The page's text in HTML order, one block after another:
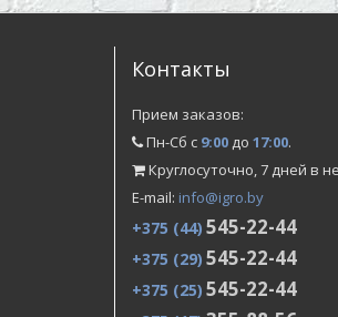
Контакты
Прием заказов:
Пн-Сб с 9:00 до 17:00.
Круглосуточно, 7 дней в
E-mail: info@igro.by
+375 (44) 545-22-44
+375 (29) 545-22-44
+375 (25) 545-22-44